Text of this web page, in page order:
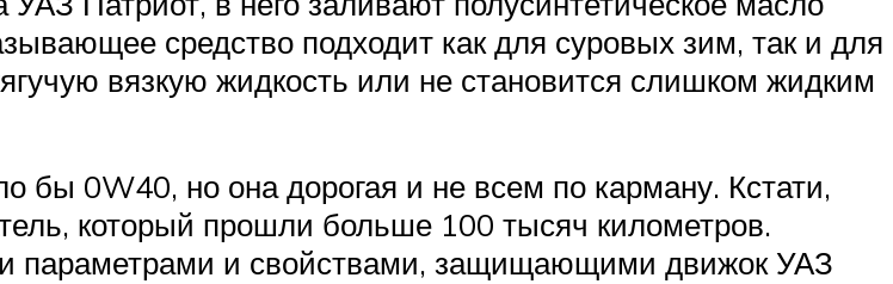
средство подходит как для суровых зим, так и для
вязкую жидкость или не становится слишком жидким
бы 0W40, но она дорогая и не всем по карману. Кстати,
который прошли больше 100 тысяч километров.
параметрами и свойствами, защищающими движок УАЗ